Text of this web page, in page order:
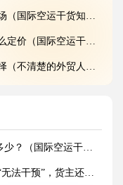
空运干货知识分享）
际空运干货知识分享）
楚的外贸人看过来）
快递干货知识分享）
空运干货知识分享）
物流干货知识分享）
际空运干货知识分享）
渠道（国际快递干货知识分享）